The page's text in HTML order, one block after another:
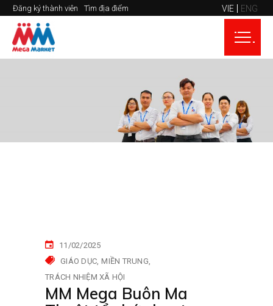
Đăng ký thành viên Tìm địa điểm VIE ENG
11/02/2025
GIÁO DỤC MIỀN TRUNG
TRÁCH NHIỆM XÃ HỘI
MM Mega Buôn Ma